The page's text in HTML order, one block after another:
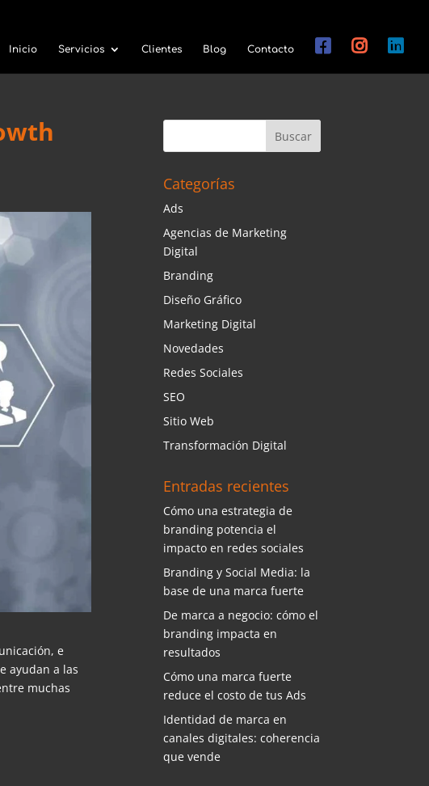
Inicio Servicios Clientes Blog Contacto
e
ayudan a las
muchas
Categorías
Ads
Agencias de Marketing
Digital
Branding
Diseño Gráfico
Marketing Digital
Novedades
Redes Sociales
SEO
Sitio Web
Transformación Digital
Entradas recientes
Cómo una estrategia de
branding potencia el
impacto en redes sociales
Branding y Social Media: la
base de una marca fuerte
De marca a negocio: cómo el
branding impacta en
resultados
Cómo una marca fuerte
reduce el costo de tus Ads
Identidad de marca en
canales digitales: coherencia
que vende